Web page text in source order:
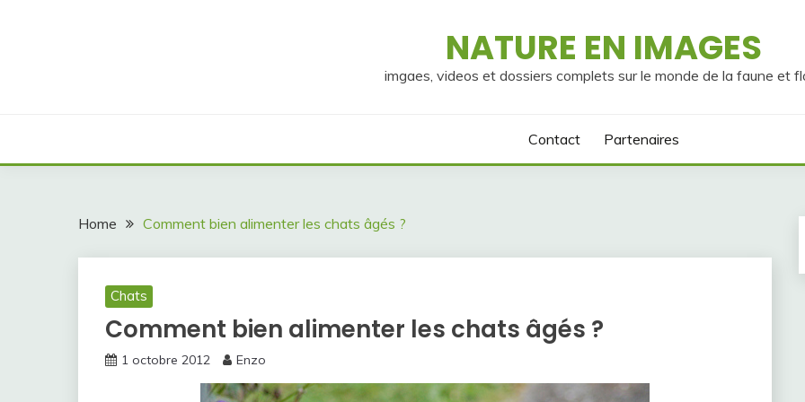
NATURE EN IMAGES
imgaes, videos et dossiers complets sur le monde de la faune et
Contact Partenaires
Home Comment bien alimenter les chats âgés ?
Chats
Comment bien alimenter les chats âgés ?
1 octobre 2012 Enzo